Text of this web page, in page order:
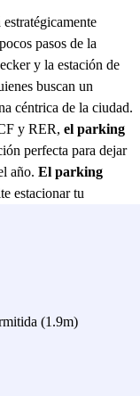
estratégicamente
pasos de la
y la estación de
buscan un
céntrica de la ciudad.
y RER, el parking
perfecta para dejar
año. El parking
estacionar tu
está a un corto
Rive Gauche,
conveniente
ESCP Europe Paris,
- CCI
del parking,
(1.9m)